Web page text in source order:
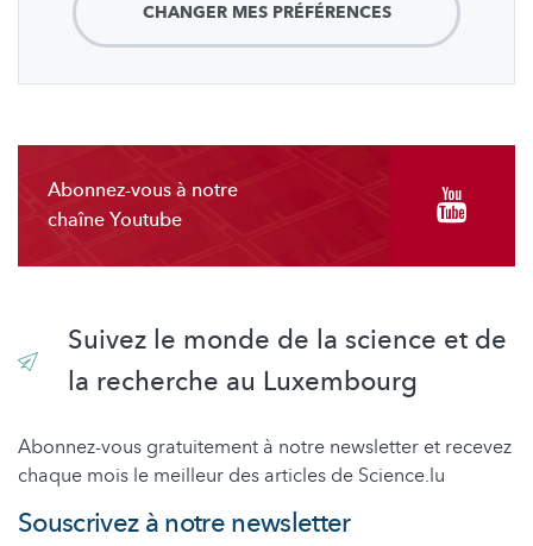
CHANGER MES PRÉFÉRENCES
Abonnez-vous à notre
chaîne Youtube
Suivez le monde de la science et de
la recherche au Luxembourg
Abonnez-vous gratuitement à notre newsletter et recevez
chaque mois le meilleur des articles de Science.lu
Souscrivez à notre newsletter